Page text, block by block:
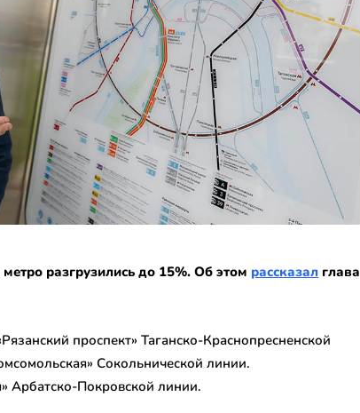
разгрузились до 15%. Об этом рассказал глава
проспект» Таганско-Краснопресненской
Сокольнической линии.
Арбатско-Покровской линии.